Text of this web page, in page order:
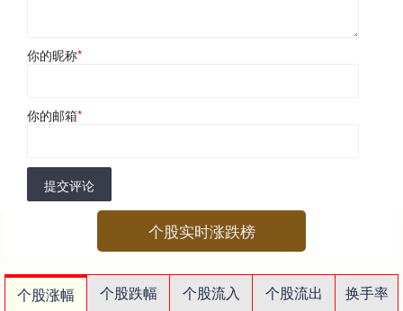
你的昵称*
你的邮箱*
提交评论
个股实时涨跌榜
个股涨幅 个股跌幅 个股流入 个股流出
换手率